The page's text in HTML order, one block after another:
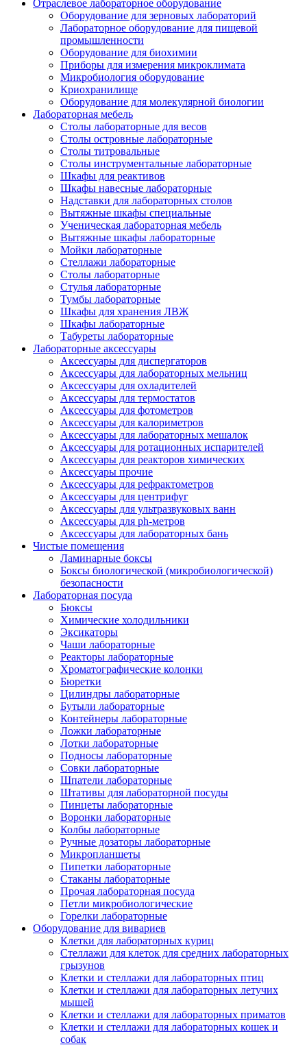
Отраслевое лабораторное оборудование
Оборудование для зерновых лабораторий
Лабораторное оборудование для пищевой
промышленности
Оборудование для биохимии
Приборы для измерения микроклимата
Микробиология оборудование
Криохранилище
Оборудование для молекулярной биологии
Лабораторная мебель
Столы лабораторные для весов
Столы островные лабораторные
Столы титровальные
Столы инструментальные лабораторные
Шкафы для реактивов
Шкафы навесные лабораторные
Надставки для лабораторных столов
Вытяжные шкафы специальные
Ученическая лабораторная мебель
Вытяжные шкафы лабораторные
Мойки лабораторные
Стеллажи лабораторные
Столы лабораторные
Стулья лабораторные
Тумбы лабораторные
Шкафы для хранения ЛВЖ
Шкафы лабораторные
Табуреты лабораторные
Лабораторные аксессуары
Аксессуары для диспергаторов
Аксессуары для лабораторных мельниц
Аксессуары для охладителей
Аксессуары для термостатов
Аксессуары для фотометров
Аксессуары для калориметров
Аксессуары для лабораторных мешалок
Аксессуары для ротационных испарителей
Аксессуары для реакторов химических
Аксессуары прочие
Аксессуары для рефрактометров
Аксессуары для центрифуг
Аксессуары для ультразвуковых ванн
Аксессуары для ph-метров
Аксессуары для лабораторных бань
Чистые помещения
Ламинарные боксы
Боксы биологической (микробиологической)
безопасности
Лабораторная посуда
Бюксы
Химические холодильники
Эксикаторы
Чаши лабораторные
Реакторы лабораторные
Хроматографические колонки
Бюретки
Цилиндры лабораторные
Бутыли лабораторные
Контейнеры лабораторные
Ложки лабораторные
Лотки лабораторные
Подносы лабораторные
Совки лабораторные
Шпатели лабораторные
Штативы для лабораторной посуды
Пинцеты лабораторные
Воронки лабораторные
Колбы лабораторные
Ручные дозаторы лабораторные
Микропланшеты
Пипетки лабораторные
Стаканы лабораторные
Прочая лабораторная посуда
Петли микробиологические
Горелки лабораторные
Оборудование для вивариев
Клетки для лабораторных куриц
Стеллажи для клеток для средних лабораторных
грызунов
Клетки и стеллажи для лабораторных птиц
Клетки и стеллажи для лабораторных летучих
мышей
Клетки и стеллажи для лабораторных приматов
Клетки и стеллажи для лабораторных кошек и
собак